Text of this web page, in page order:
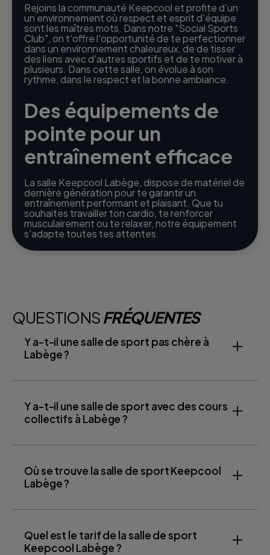
Rejoins la communauté Keepcool et profite d’un
un environnement où respect et esprit d’équipe
sont les maîtres mots. Dans notre "Social Sports
Club", on t'offre l'opportunité de te perfectionner
dans un environnement chaleureux, de de tisser
des liens avec d'autres sportifs et de te motiver à
plusieurs. Dans cette salle, on évolue à son
rythme, dans le respect et la bonne ambiance.
Des équipements de
pointe pour un
entraînement efficace
La salle Keepcool Labège, dispose de matériel de
dernière génération pour te garantir un
entraînement performant et plaisant. Que tu
souhaites travailler ton cardio, te renforcer
musculairement ou te relaxer, notre équipement
s'adapte toutes tes attentes.
QUESTIONSFRÉQUENTES
Y a-t-il une salle de sport pas chère à
Labège ?
Y a-t-il une salle de sport avec des cours
collectifs à Labège ?
Où se trouve la salle de sport Keepcool
Labège ?
Quel est le tarif de la salle de sport
Keepcool Labège ?